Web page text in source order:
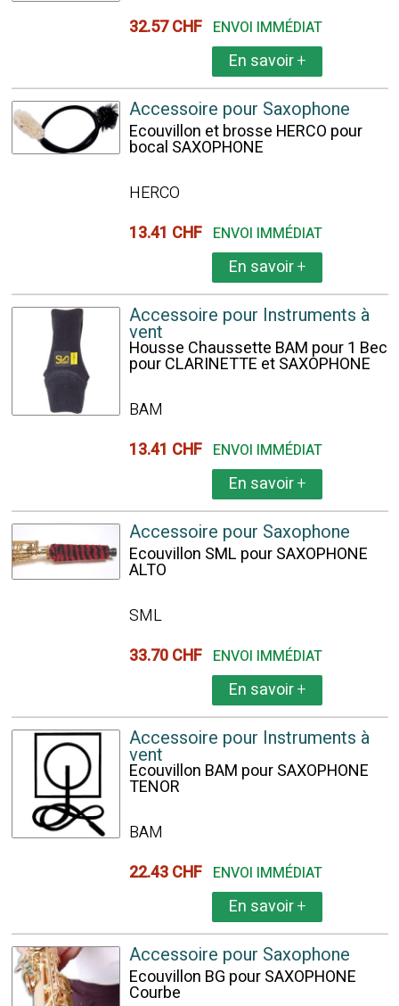
32.57 CHF ENVOI IMMÉDIAT
En savoir+
Accessoire pour Saxophone
Ecouvillon et brosse HERCO pour
bocal SAXOPHONE
HERCO
13.41 CHF ENVOI IMMÉDIAT
En savoir+
Accessoire pour Instruments à
vent
Housse Chaussette BAM pour 1 Bec
pour CLARINETTE et SAXOPHONE
BAM
13.41 CHF ENVOI IMMÉDIAT
En savoir+
Accessoire pour Saxophone
Ecouvillon SML pour SAXOPHONE
ALTO
SML
33.70 CHF ENVOI IMMÉDIAT
En savoir+
Accessoire pour Instruments à
vent
Ecouvillon BAM pour SAXOPHONE
TENOR
BAM
22.43 CHF ENVOI IMMÉDIAT
En savoir+
Accessoire pour Saxophone
Ecouvillon BG pour SAXOPHONE
Courbe